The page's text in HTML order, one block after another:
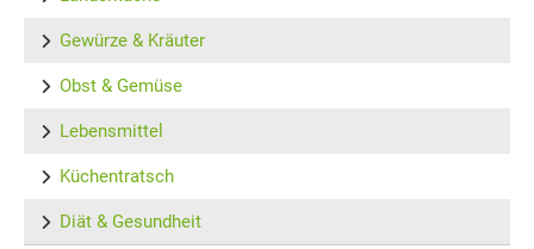
Gewürze & Kräuter
Obst & Gemüse
Lebensmittel
Küchentratsch
Diät & Gesundheit